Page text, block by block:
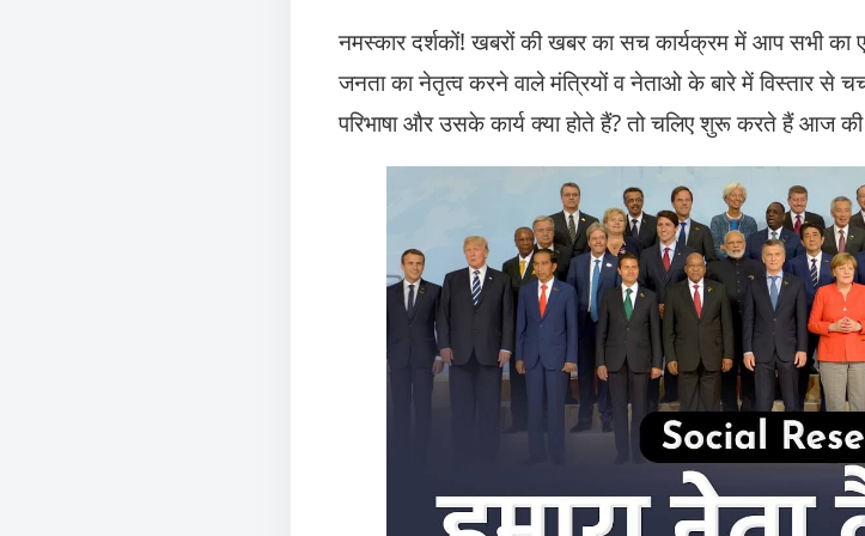
नमस्कार दर्शकों! खबरों की खबर का सच कार्यक्रम में आप सभी का
जनता का नेतृत्व करने वाले मंत्रियों व नेताओ के बारे में विस्तार से
परिभाषा और उसके कार्य क्या होते हैं? तो चलिए शुरू करते हैं आज